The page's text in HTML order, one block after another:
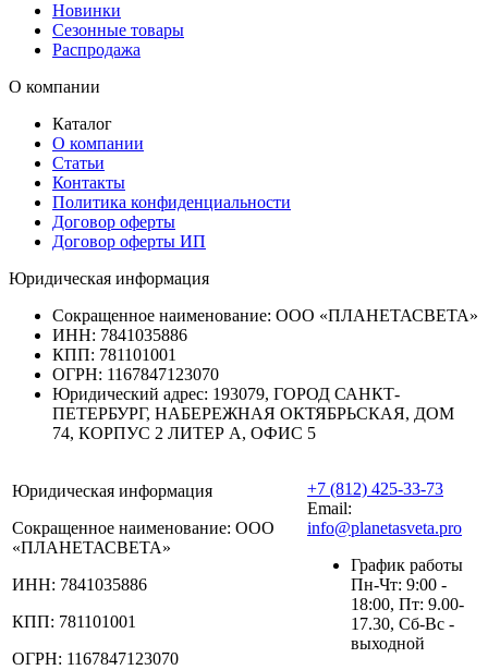
Новинки
Сезонные товары
Распродажа
О компании
Каталог
О компании
Статьи
Контакты
Политика конфиденциальности
Договор оферты
Договор оферты ИП
Юридическая информация
Сокращенное наименование: ООО «ПЛАНЕТАСВЕТА»
ИНН: 7841035886
КПП: 781101001
ОГРН: 1167847123070
Юридический адрес: 193079, ГОРОД САНКТ-
ПЕТЕРБУРГ, НАБЕРЕЖНАЯ ОКТЯБРЬСКАЯ, ДОМ
74, КОРПУС 2 ЛИТЕР А, ОФИС 5
Юридическая информация
Сокращенное наименование: ООО
«ПЛАНЕТАСВЕТА»
ИНН: 7841035886
КПП: 781101001
ОГРН: 1167847123070
+7 (812) 425-33-73
Email:
info@planetasveta.pro
График работы
Пн-Чт: 9:00 -
18:00, Пт: 9.00-
17.30, Сб-Вс -
выходной